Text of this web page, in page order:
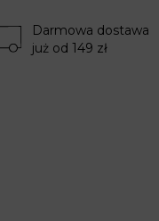
Darmowa dostawa
już od 149 zł